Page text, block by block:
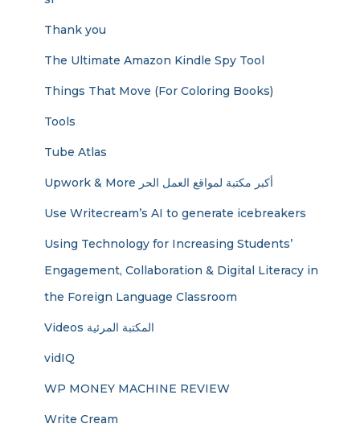
Thank you
The Ultimate Amazon Kindle Spy Tool
Things That Move (For Coloring Books)
Tools
Tube Atlas
Upwork & More أكبر مكتبة لمواقع العمل الحر
Use Writecream’s AI to generate icebreakers
Using Technology for Increasing Students’
Engagement, Collaboration & Digital Literacy in
the Foreign Language Classroom
Videos المكتبة المرئية
vidIQ
WP MONEY MACHINE REVIEW
Write Cream